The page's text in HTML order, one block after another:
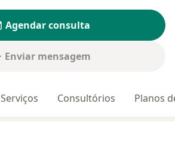
Agendar consulta
Enviar mensagem
Serviços Consultórios Planos